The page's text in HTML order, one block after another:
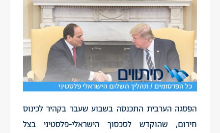
כל הפרסומים / תהליך השלום הישראלי פלסטיני
הפסגה הערבית התכנסה בשבוע שעבר בקהיר לכינוס
חירום, שהוקדש לסכסוך הישראלי-פלסטיני בצל